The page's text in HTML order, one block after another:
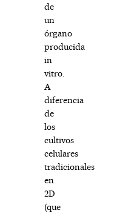
de
un
órgano
producida
in
vitro.
A
diferencia
de
los
cultivos
celulares
tradicionales
en
2D
(que